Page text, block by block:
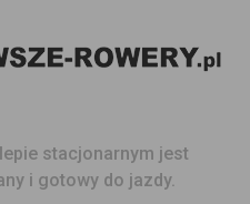
stacjonarnym jest
i gotowy do jazdy.